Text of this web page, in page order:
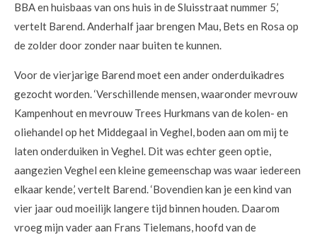
BBA en huisbaas van ons huis in de Sluisstraat nummer 5,’
vertelt Barend. Anderhalf jaar brengen Mau, Bets en Rosa op
de zolder door zonder naar buiten te kunnen.
Voor de vierjarige Barend moet een ander onderduikadres
gezocht worden. ‘Verschillende mensen, waaronder mevrouw
Kampenhout en mevrouw Trees Hurkmans van de kolen- en
oliehandel op het Middegaal in Veghel, boden aan om mij te
laten onderduiken in Veghel. Dit was echter geen optie,
aangezien Veghel een kleine gemeenschap was waar iedereen
elkaar kende,’ vertelt Barend. ‘Bovendien kan je een kind van
vier jaar oud moeilijk langere tijd binnen houden. Daarom
vroeg mijn vader aan Frans Tielemans, hoofd van de